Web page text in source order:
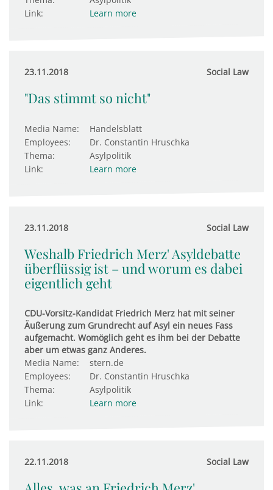
Link:
Learn more
23.11.2018 Social Law
"Das stimmt so nicht"
Media Name:
Handelsblatt
Employees:
Dr. Constantin Hruschka
Thema:
Asylpolitik
Link:
Learn more
23.11.2018 Social Law
Weshalb Friedrich Merz' Asyldebatte
überflüssig ist – und worum es dabei
eigentlich geht
CDU-Vorsitz-Kandidat Friedrich Merz hat mit seiner
Äußerung zum Grundrecht auf Asyl ein neues Fass
aufgemacht. Womöglich geht es ihm bei der Debatte
aber um etwas ganz Anderes.
Media Name:
stern.de
Employees:
Dr. Constantin Hruschka
Thema:
Asylpolitik
Link:
Learn more
22.11.2018 Social Law